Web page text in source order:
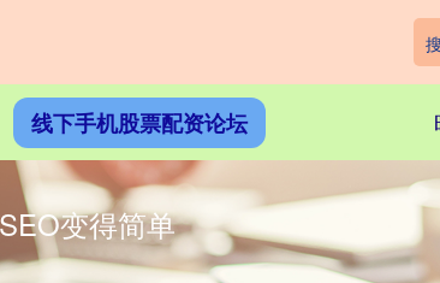
线下手机股票配资论坛
变得简单